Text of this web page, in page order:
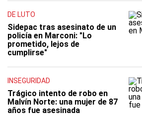
DE LUTO
Sidepac tras asesinato de un
policía en Marconi: "Lo
prometido, lejos de
cumplirse"
INSEGURIDAD
Trágico intento de robo en
Malvín Norte: una mujer de 87
años fue asesinada